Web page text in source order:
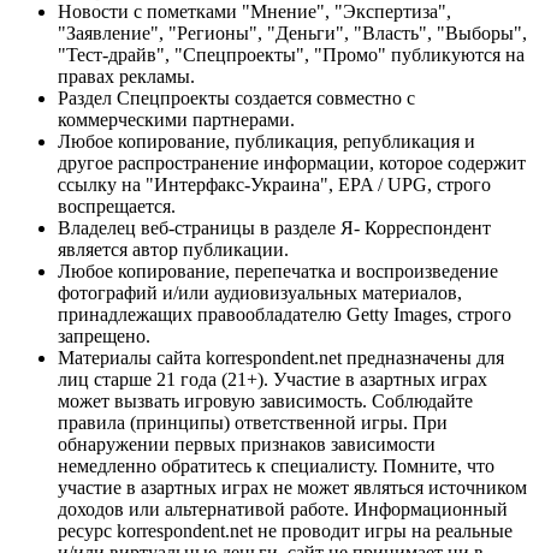
Новости с пометками "Мнение", "Экспертиза",
"Заявление", "Регионы", "Деньги", "Власть", "Выборы",
"Тест-драйв", "Спецпроекты", "Промо" публикуются на
правах рекламы.
Раздел Спецпроекты создается совместно с
коммерческими партнерами.
Любое копирование, публикация, републикация и
другое распространение информации, которое содержит
ссылку на "Интерфакс-Украина", EPA / UPG, строго
воспрещается.
Владелец веб-страницы в разделе Я- Корреспондент
является автор публикации.
Любое копирование, перепечатка и воспроизведение
фотографий и/или аудиовизуальных материалов,
принадлежащих правообладателю Getty Images, строго
запрещено.
Материалы сайта korrespondent.net предназначены для
лиц старше 21 года (21+). Участие в азартных играх
может вызвать игровую зависимость. Соблюдайте
правила (принципы) ответственной игры. При
обнаружении первых признаков зависимости
немедленно обратитесь к специалисту. Помните, что
участие в азартных играх не может являться источником
доходов или альтернативой работе. Информационный
ресурс korrespondent.net не проводит игры на реальные